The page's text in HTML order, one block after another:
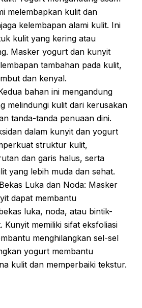
melembapkan kulit dan
kelembapan alami kulit. Ini
kulit yang kering atau
Masker yogurt dan kunyit
tambahan pada kulit,
dan kenyal.
bahan ini mengandung
melindungi kulit dari kerusakan
tanda-tanda penuaan dini.
dalam kunyit dan yogurt
struktur kulit,
dan garis halus, serta
yang lebih muda dan sehat.
Luka dan Noda: Masker
dapat membantu
luka, noda, atau bintik-
Kunyit memiliki sifat eksfoliasi
menghilangkan sel-sel
yogurt membantu
kulit dan memperbaiki tekstur.